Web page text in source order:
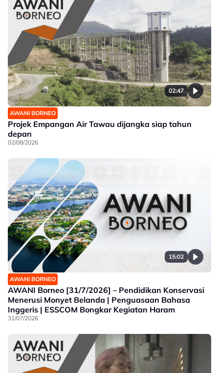
02:47
AWANI BORNEO
Projek Empangan Air Tawau dijangka siap tahun
depan
02/08/2026
15:02
AWANI BORNEO
AWANI Borneo [31/7/2026] – Pendidikan Konservasi
Menerusi Monyet Belanda | Penguasaan Bahasa
Inggeris | ESSCOM Bongkar Kegiatan Haram
31/07/2026